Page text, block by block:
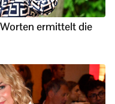
ermittelt die